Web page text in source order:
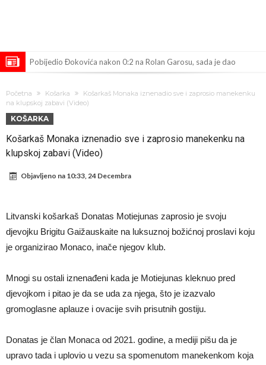
Pobijedio Đokovića nakon 0:2 na Rolan Garosu, sada je dao
daleko”
Koliko traži PSG i koji je Liverpulov “plafon” za Bredlija Barkolu?
Prva ponuda za Rafaela Leaa – odbijena!
Zašto je nepoznati italijanski petoligaš dobio nevjerovatan stadion
Potresne scene na sahrani UFC borca! Red ljudi, muzika i aplauz koji
tjera suze
GROM USMRTIO FUDBALERA: Velika tragedija! Povrijeđeno još 12
Početna Košarka
Košarkaš Monaka iznenadio sve i zaprosio manekenku
na klupskoj zabavi (Video)
KOŠARKA
Košarkaš Monaka iznenadio sve i zaprosio manekenku na
klupskoj zabavi (Video)
Objavljeno na 10:33, 24 Decembra
Litvanski košarkaš Donatas Motiejunas zaprosio je svoju
djevojku Brigitu Gaižauskaite na luksuznoj božićnoj proslavi koju
je organizirao Monaco, inače njegov klub.
Mnogi su ostali iznenađeni kada je Motiejunas kleknuo pred
djevojkom i pitao je da se uda za njega, što je izazvalo
gromoglasne aplauze i ovacije svih prisutnih gostiju.
Donatas je član Monaca od 2021. godine, a mediji pišu da je
upravo tada i uplovio u vezu sa spomenutom manekenkom koja